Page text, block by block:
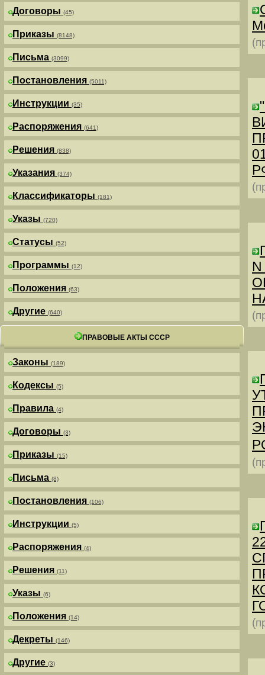
Договоры (45)
Приказы (8148)
Письма (3099)
Постановления (5011)
Инструкции (35)
Распоряжения (641)
Решения (838)
Указания (374)
Классификаторы (181)
Указы (720)
Статусы (52)
Программы (12)
Положения (63)
Другие (640)
ПРАВОВЫЕ АКТЫ СССР
Законы (189)
Кодексы (5)
Правила (4)
Договоры (3)
Приказы (15)
Письма (8)
Постановления (106)
Инструкции (5)
Распоряжения (4)
Решения (11)
Указы (6)
Положения (14)
Декреты (146)
Другие (3)